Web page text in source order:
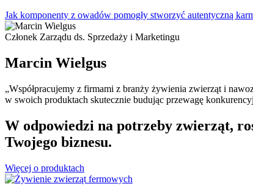
Jak komponenty z owadów pomogły stworzyć autentyczną
Członek Zarządu ds. Sprzedaży i Marketingu
Marcin Wielgus
„Współpracujemy z firmami z branży żywienia zwierząt i
w swoich produktach skutecznie budując przewagę
W odpowiedzi na potrzeby zwierząt,
Twojego biznesu.
Więcej o produktach